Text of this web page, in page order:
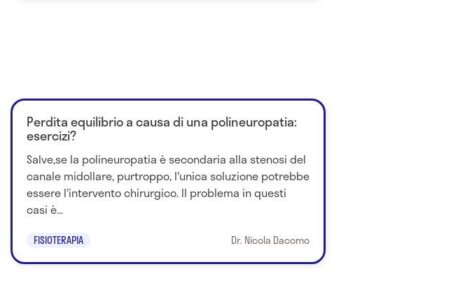
Perdita equilibrio a causa di una polineuropatia:
esercizi?
Salve,se la polineuropatia è secondaria alla stenosi del
canale midollare, purtroppo, l'unica soluzione potrebbe
essere l'intervento chirurgico. Il problema in questi
casi è...
FISIOTERAPIA Dr. Nicola Dacomo